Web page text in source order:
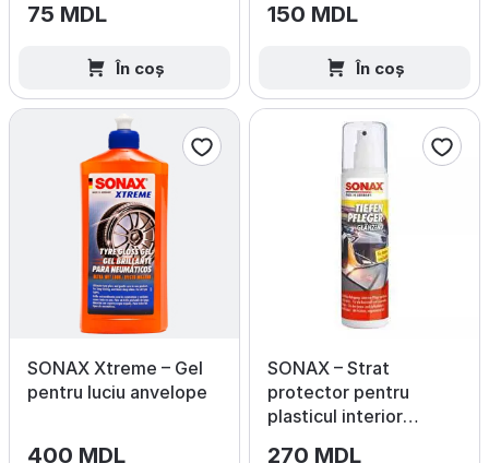
75 MDL
În coș
150 MDL
În coș
SONAX Xtreme – Gel
pentru luciu anvelope
400 MDL
SONAX – Strat
protector pentru
plasticul interior
270 MDL